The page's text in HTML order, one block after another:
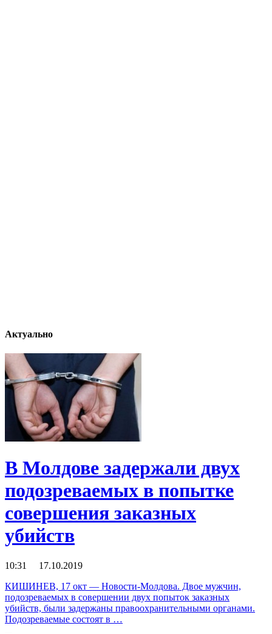
Актуально
В Молдове задержали двух
подозреваемых в попытке
совершения заказных
убийств
10:31 17.10.2019
КИШИНЕВ, 17 окт — Новости-Молдова. Двое мужчин,
подозреваемых в совершении двух попыток заказных
убийств, были задержаны правоохранительными органами.
Подозреваемые состоят в …